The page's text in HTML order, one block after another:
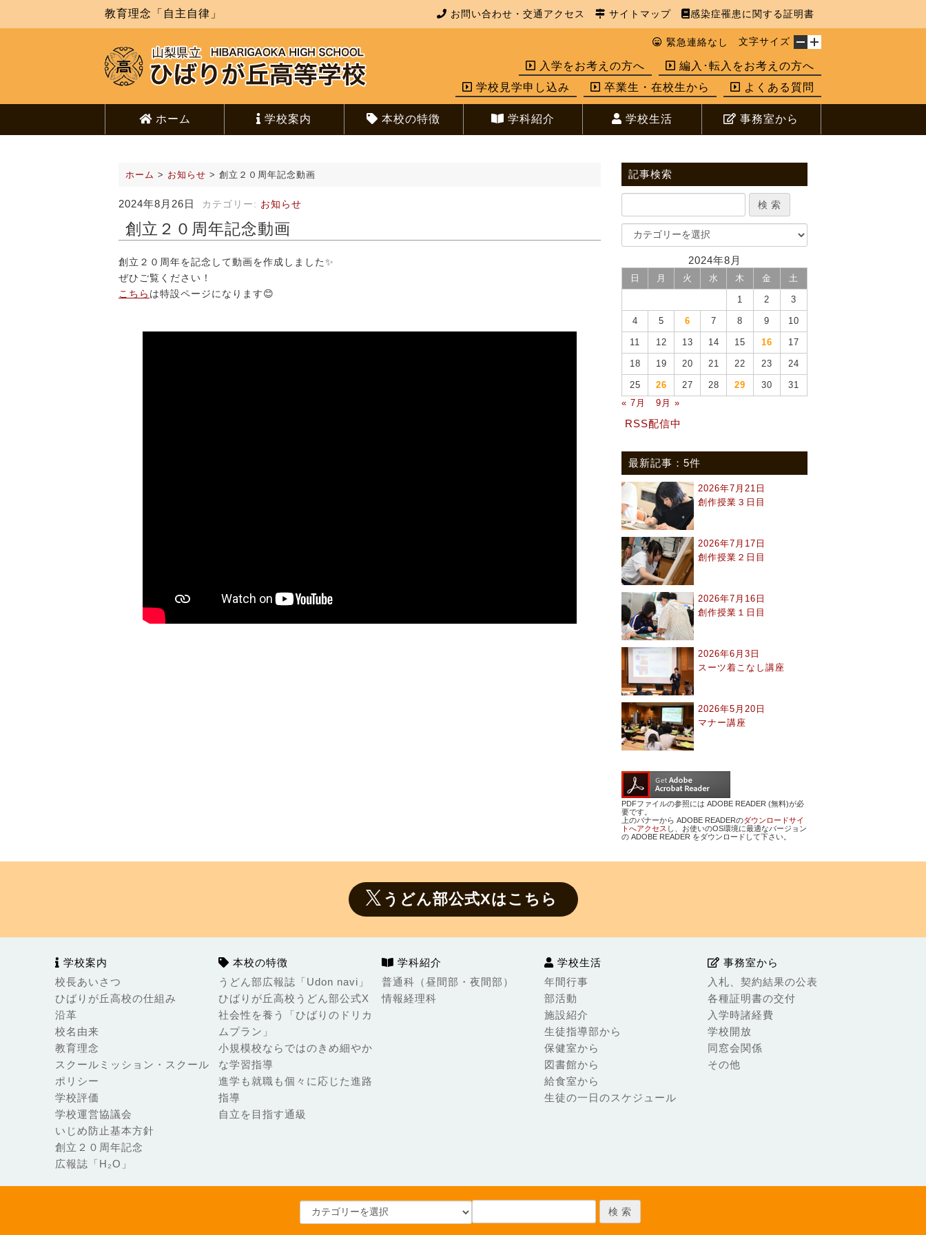
教育理念「自主自律」 お問い合わせ・交通アクセス サイトマップ 感染症罹患に関する証明書
文字サイズ
緊急連絡なし
編入･転入をお考えの方へ
入学をお考えの方へ
よくある質問
卒業生・在校生から
学校見学申し込み
ホーム 学校案内 本校の特徴 学科紹介 学校生活 事務室から
ホーム > お知らせ > 創立２０周年記念動画
2024年8月26日 カテゴリー: お知らせ
創立２０周年記念動画
創立２０周年を記念して動画を作成しました✨
ぜひご覧ください！
こちら は特設ページになります😊
記事検索
2024年8月
日 月 火 水 木 金 土
1 2 3
4 5 6 7 8 9 10
11 12 13 14 15 16 17
18 19 20 21 22 23 24
25 26 27 28 29 30
31
« 7月
9月 »
RSS配信中
最新記事：5件
2026年7月21日
創作授業３日目
2026年7月17日
創作授業２日目
2026年7月16日
創作授業１日目
2026年6月3日
スーツ着こなし講座
2026年5月20日
マナー講座
PDFファイルの参照には ADOBE READER (無料)が必
要です。
上のバナーから ADOBE READERのダウンロードサイ
トへアクセス し、お使いのOS環境に最適なバージョン
の ADOBE READER をダウンロードして下さい。
うどん部公式Xはこちら
学校案内
校長あいさつ
ひばりが丘高校の仕組み
沿革
校名由来
教育理念
スクールミッション・スクール
ポリシー
学校評価
学校運営協議会
いじめ防止基本方針
創立２０周年記念
広報誌「H₂O」
本校の特徴
うどん部広報誌「Udon navi」
ひばりが丘高校うどん部公式X
社会性を養う「ひばりのドリカ
ムプラン」
小規模校ならではのきめ細やか
な学習指導
進学も就職も個々に応じた進路
指導
自立を目指す通級
学科紹介
普通科（昼間部・夜間部）
情報経理科
学校生活
年間行事
部活動
施設紹介
生徒指導部から
保健室から
図書館から
給食室から
生徒の一日のスケジュール
事務室から
入札、契約結果の公表
各種証明書の交付
入学時諸経費
学校開放
同窓会関係
その他